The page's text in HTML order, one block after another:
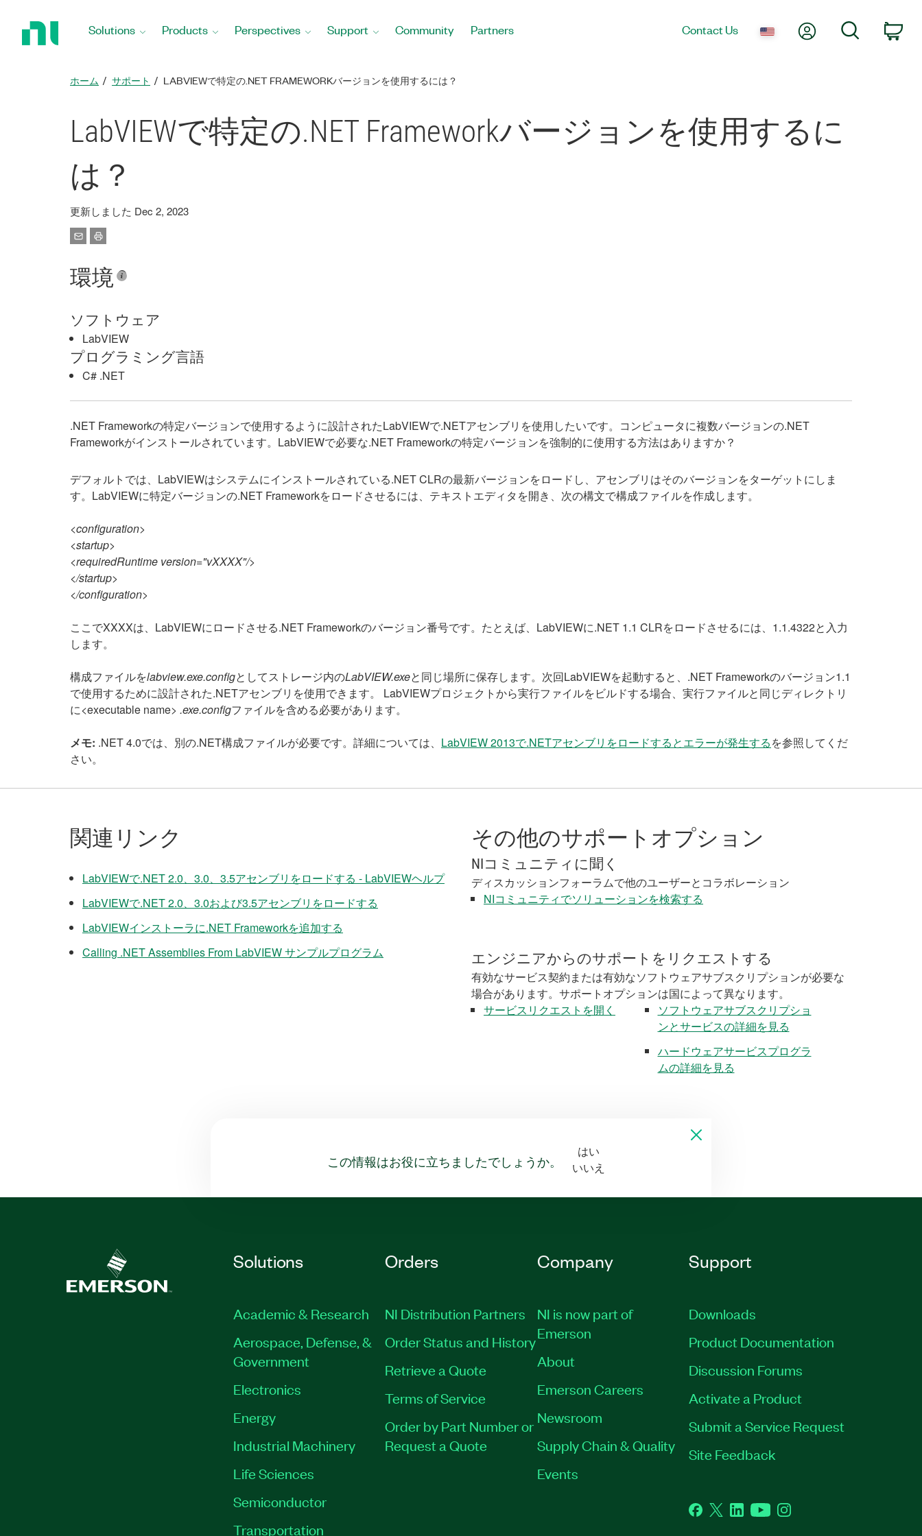
Solutions Products Perspectives Support Community Partners Contact Us My AccountSearch
ホーム サポート LABVIEWで特定の.NET FRAMEWORKバージョンを使用するには？
LabVIEWで特定の.NET Frameworkバージョンを使用するに
は？
更新しました Dec 2, 2023
環境
ソフトウェア
LabVIEW
プログラミング言語
C# .NET
.NET Frameworkの特定バージョンで使用するように設計されたLabVIEWで.NETアセンブリを使用したいです。コンピュータに複数バージョンの.NET
Frameworkがインストールされています。LabVIEWで必要な.NET Frameworkの特定バージョンを強制的に使用する方法はありますか？
デフォルトでは、LabVIEWはシステムにインストールされている.NET CLRの最新バージョンをロードし、アセンブリはそのバージョンをターゲットにしま
す。LabVIEWに特定バージョンの.NET Frameworkをロードさせるには、テキストエディタを開き、次の構文で構成ファイルを作成します。
<configuration>
<startup>
<requiredRuntime version="vXXXX"/>
</startup>
</configuration>
ここでXXXXは、LabVIEWにロードさせる.NET Frameworkのバージョン番号です。たとえば、LabVIEWに.NET 1.1 CLRをロードさせるには、1.1.4322と入力
します。
構成ファイルをlabview.exe.configとしてストレージ内のLabVIEW.exeと同じ場所に保存します。次回LabVIEWを起動すると、.NET Frameworkのバージョン1.1
で使用するために設計された.NETアセンブリを使用できます。 LabVIEWプロジェクトから実行ファイルをビルドする場合、実行ファイルと同じディレクトリ
に<executable name> .exe.configファイルを含める必要があります。
メモ: .NET 4.0では、別の.NET構成ファイルが必要です。詳細については、 LabVIEW 2013で.NETアセンブリをロードするとエラーが発生するを参照してくだ
さい。
関連リンク
LabVIEWで.NET 2.0、3.0、3.5アセンブリをロードする - LabVIEWヘルプ
LabVIEWで.NET 2.0、3.0および3.5アセンブリをロードする
LabVIEWインストーラに.NET Frameworkを追加する
Calling .NET Assemblies From LabVIEW サンプルプログラム
その他のサポートオプション
NIコミュニティに聞く
ディスカッションフォーラムで他のユーザーとコラボレーション
NIコミュニティでソリューションを検索する
エンジニアからのサポートをリクエストする
有効なサービス契約または有効なソフトウェアサブスクリプションが必要な
場合があります。サポートオプションは国によって異なります。
サービスリクエストを開く
ソフトウェアサブスクリプショ
ンとサービスの詳細を見る
ハードウェアサービスプログラ
ムの詳細を見る
この情報はお役に立ちましたでしょうか。
はい
いいえ
Solutions
Academic & Research
Aerospace, Defense, &
Government
Electronics
Energy
Industrial Machinery
Life Sciences
Semiconductor
Transportation
Orders
NI Distribution Partners
Order Status and History
Retrieve a Quote
Terms of Service
Order by Part Number or
Request a Quote
Company
NI is now part of
Emerson
About
Emerson Careers
Newsroom
Supply Chain & Quality
Events
Support
Downloads
Product Documentation
Discussion Forums
Activate a Product
Submit a Service Request
Site Feedback
Facebook
TwitterLinkedInYouTubeInstagram